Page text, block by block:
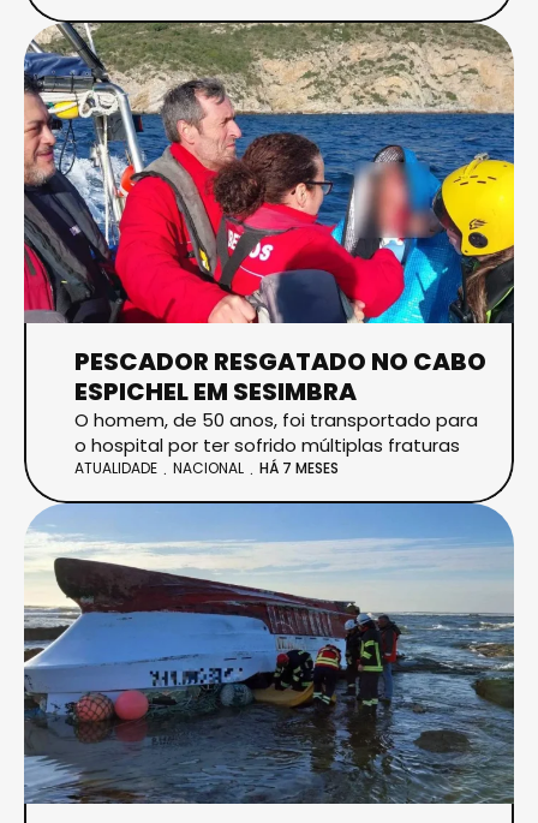
PESCADOR RESGATADO NO CABO
ESPICHEL EM SESIMBRA
O homem, de 50 anos, foi transportado para
o hospital por ter sofrido múltiplas fraturas
ATUALIDADE NACIONAL HÁ 7 MESES